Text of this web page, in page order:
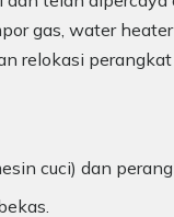
gas, water
relokasi
cuci) dan